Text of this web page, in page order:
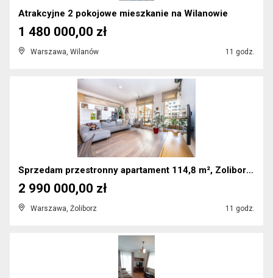
Atrakcyjne 2 pokojowe mieszkanie na Wilanowie
Warszawa, Wilanów 11 godz.
1 480 000,00 zł
Sprzedam przestronny apartament 114,8 m², Zoliborz...
Warszawa, Żoliborz 11 godz.
2 990 000,00 zł